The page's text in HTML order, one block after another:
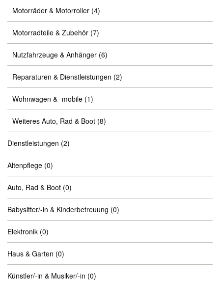
Motorräder & Motorroller (4)
Motorradteile & Zubehör (7)
Nutzfahrzeuge & Anhänger (6)
Reparaturen & Dienstleistungen (2)
Wohnwagen & -mobile (1)
Weiteres Auto, Rad & Boot (8)
Dienstleistungen (2)
Altenpflege (0)
Auto, Rad & Boot (0)
Babysitter/-in & Kinderbetreuung (0)
Elektronik (0)
Haus & Garten (0)
Künstler/-in & Musiker/-in (0)